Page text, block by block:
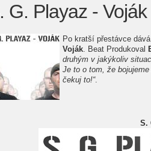
G. Playaz -
Po kratší přestávce
Voják. Beat Produkoval
druhým v jakýkoliv
Je to o tom, že
čekuj to!“.
S.